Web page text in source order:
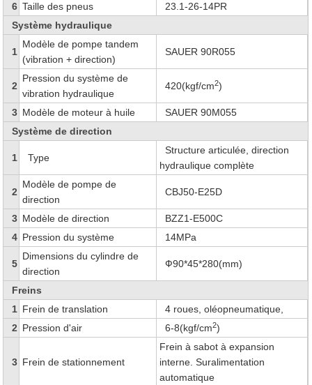
6 Taille des pneus
23.1-26-14PR
Système hydraulique
1
Modèle de pompe tandem
(vibration + direction)
SAUER 90R055
2
Pression du système de
vibration hydraulique
420(kgf/cm2)
3 Modèle de moteur à huile
SAUER 90M055
Système de direction
1 Type
Structure articulée, direction
hydraulique complète
2
Modèle de pompe de
direction
CBJ50-E25D
3 Modèle de direction
BZZ1-E500C
4 Pression du système 14MPa
5
Dimensions du cylindre de
direction
Ф90*45*280(mm)
Freins
1 Frein de translation
4 roues, oléopneumatique,
2 Pression d'air 6-8(kgf/cm2)
3 Frein de stationnement
Frein à sabot à expansion
interne. Suralimentation
automatique